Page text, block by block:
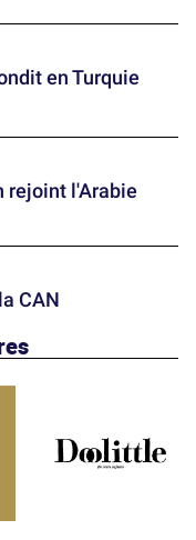
en Turquie
rejoint l'Arabie
CAN